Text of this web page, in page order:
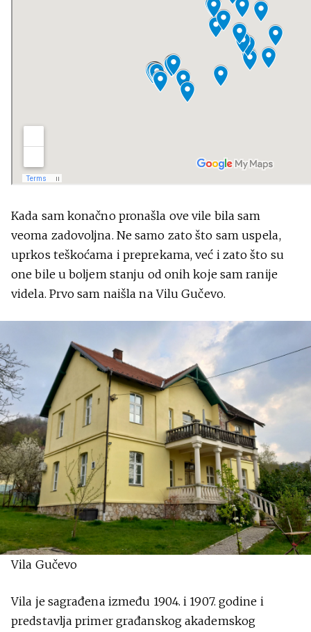
Kada sam konačno pronašla ove vile bila sam
veoma zadovoljna. Ne samo zato što sam uspela,
uprkos teškoćama i preprekama, već i zato što su
one bile u boljem stanju od onih koje sam ranije
videla. Prvo sam naišla na Vilu Gučevo.
Vila Gučevo
Vila je sagrađena između 1904. i 1907. godine i
predstavlja primer građanskog akademskog